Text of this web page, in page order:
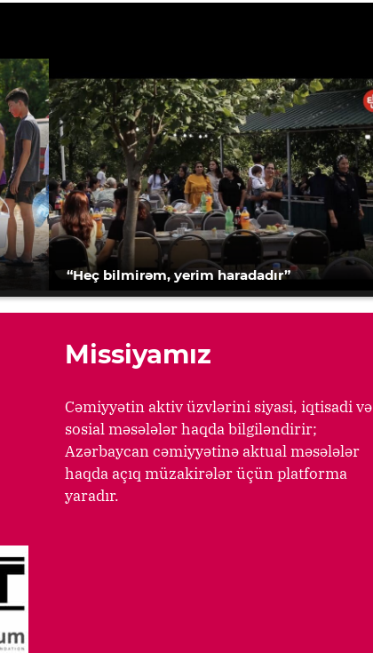
“Heç bilmirəm, yerim haradadır”
Missiyamız
Cəmiyyətin aktiv üzvlərini siyasi, iqtisadi və
sosial məsələlər haqda bilgiləndirir;
Azərbaycan cəmiyyətinə aktual məsələlər
haqda açıq müzakirələr üçün platforma
yaradır.